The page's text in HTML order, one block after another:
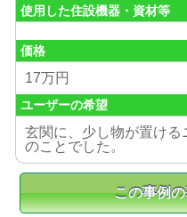
使用した住設機器・資材等
価格
17万円
ユーザーの希望
玄関に、少し物が置ける
のことでした。